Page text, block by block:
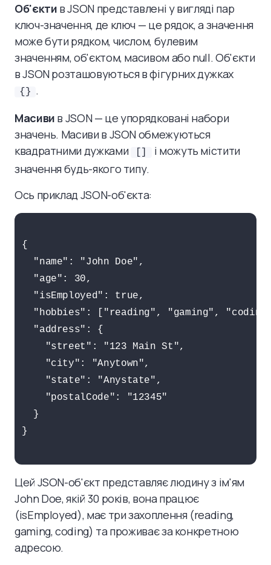
Об'єкти в JSON представлені у вигляді пар
ключ-значення, де ключ — це рядок, а значення
може бути рядком, числом, булевим
значенням, об'єктом, масивом або null. Об'єкти
в JSON розташовуються в фігурних дужках
{} .
Масиви в JSON — це упорядковані набори
значень. Масиви в JSON обмежуються
квадратними дужками
і можуть містити
значення будь-якого типу.
Ось приклад JSON-об'єкта:
{
  "name": "John Doe",
  "age": 30,
  "isEmployed": true,
"hobbies": ["reading", "gaming",
  "address": {
    "street": "123 Main St",
    "city": "Anytown",
    "state": "Anystate",
    "postalCode": "12345"
  }
}
Цей JSON-об'єкт представляє людину з ім'ям
John Doe, якій 30 років, вона працює
(isEmployed), має три захоплення (reading,
gaming, coding) та проживає за конкретною
адресою.